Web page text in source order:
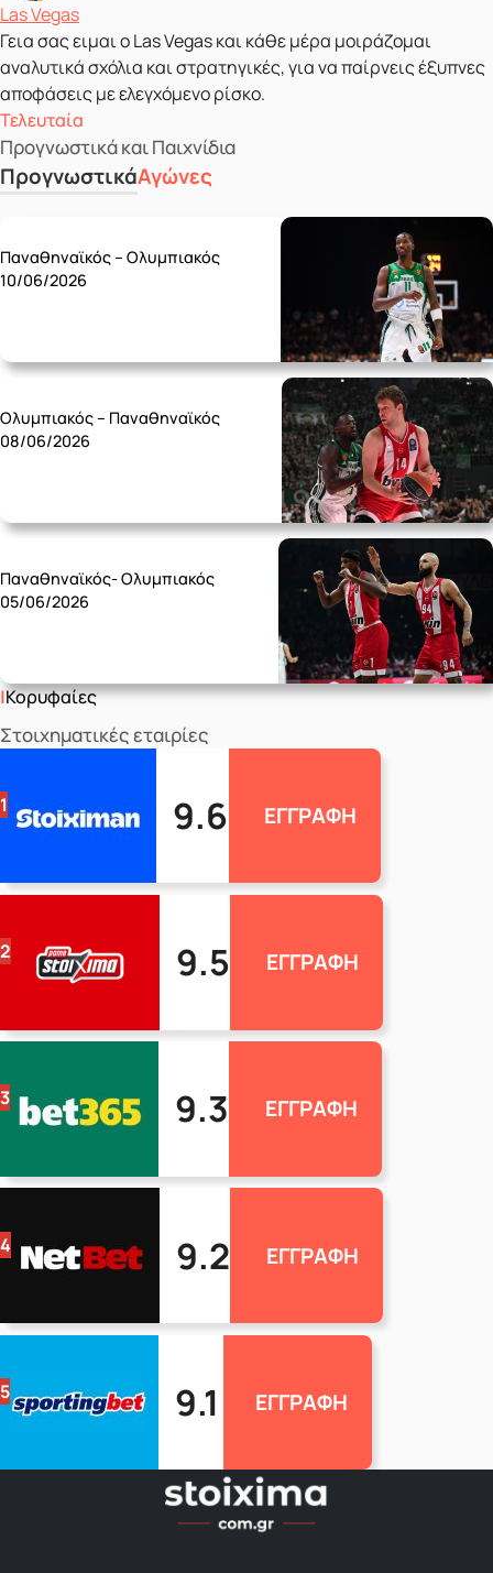
Τελευταία
Προγνωστικά και Παιχνίδια
ΠρογνωστικάΑγώνες
Παναθηναϊκός – Ολυμπιακός
10/06/2026
Ολυμπιακός – Παναθηναϊκός
08/06/2026
Παναθηναϊκός- Ολυμπιακός
05/06/2026
Κορυφαίες
Στοιχηματικές εταιρίες
1 9.6 ΕΓΓΡΑΦΗ
2 9.5 ΕΓΓΡΑΦΗ
3 9.3 ΕΓΓΡΑΦΗ
4 9.2 ΕΓΓΡΑΦΗ
5 9.1 ΕΓΓΡΑΦΗ
Δημοσιεύτηκε από
Las Vegas
Γεια σας ειμαι ο Las Vegas και κάθε μέρα μοιράζομαι
αναλυτικά σχόλια και στρατηγικές, για να παίρνεις έξυπνες
αποφάσεις με ελεγχόμενο ρίσκο.